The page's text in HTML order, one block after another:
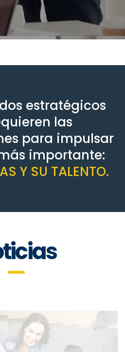
estratégicos
las
para impulsar
importante:
Y SU TALENTO.